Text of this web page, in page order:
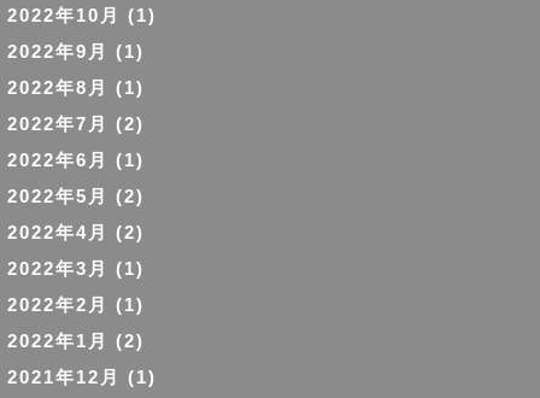
2022年10月
(1)
2022年9月
(1)
2022年8月
(1)
2022年7月
(2)
2022年6月
(1)
2022年5月
(2)
2022年4月
(2)
2022年3月
(1)
2022年2月
(1)
2022年1月
(2)
2021年12月
(1)